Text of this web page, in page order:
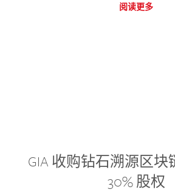
阅读更多
GIA 收购钻石溯源区块
30% 股权